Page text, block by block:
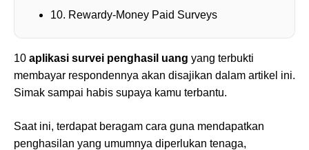
10. Rewardy-Money Paid Surveys
10 aplikasi survei penghasil uang yang terbukti
membayar respondennya akan disajikan dalam artikel ini.
Simak sampai habis supaya kamu terbantu.
Saat ini, terdapat beragam cara guna mendapatkan
penghasilan yang umumnya diperlukan tenaga,